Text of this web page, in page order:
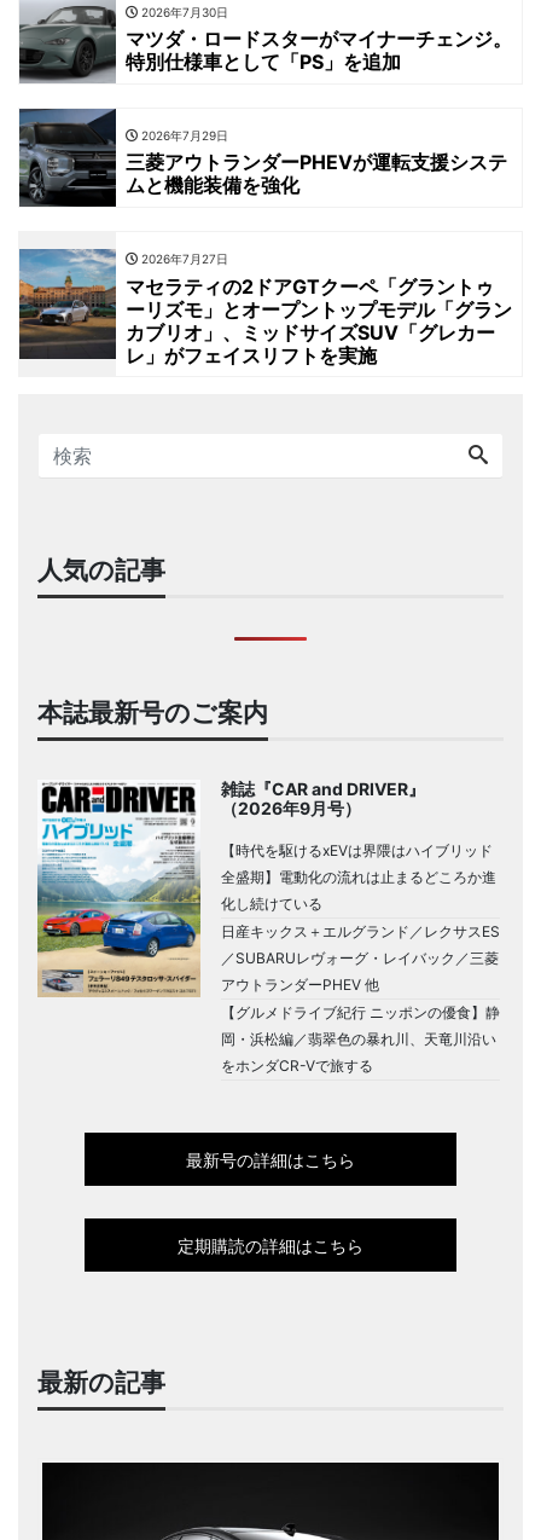
2026年7月30日
マツダ・ロードスターがマイナーチェンジ。
特別仕様車として「PS」を追加
2026年7月29日
三菱アウトランダーPHEVが運転支援システ
ムと機能装備を強化
2026年7月27日
マセラティの2ドアGTクーペ「グラントゥ
ーリズモ」とオープントップモデル「グラン
カブリオ」、ミッドサイズSUV「グレカー
レ」がフェイスリフトを実施
人気の記事
本誌最新号のご案内
雑誌『CAR and DRIVER』
（2026年9月号）
【時代を駆けるxEVは界隈はハイブリッド
全盛期】電動化の流れは止まるどころか進
化し続けている
日産キックス＋エルグランド／レクサスES
／SUBARUレヴォーグ・レイバック／三菱
アウトランダーPHEV 他
【グルメドライブ紀行 ニッポンの優食】静
岡・浜松編／翡翠色の暴れ川、天竜川沿い
をホンダCR-Vで旅する
最新号の詳細はこちら
定期購読の詳細はこちら
最新の記事